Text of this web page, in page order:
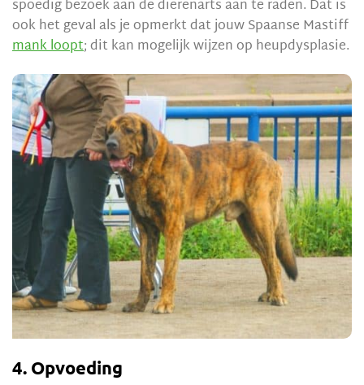
spoedig bezoek aan de dierenarts aan te raden. Dat is
ook het geval als je opmerkt dat jouw Spaanse Mastiff
mank loopt; dit kan mogelijk wijzen op heupdysplasie.
4. Opvoeding